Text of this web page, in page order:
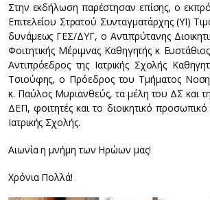
Στην εκδήλωση παρέστησαν επίσης, ο
Επιτελείου Στρατού Συνταγματάρχης (ΥΙ)
δυνάμεως ΓΕΣ/ΔΥΓ, ο Αντιπρύτανης
Φοιτητικής Μέριμνας Καθηγητής κ
Αντιπρόεδρος της Ιατρικής Σχολής
Τσιούφης, ο Πρόεδρος του Τμήματος
κ. Παύλος Μυριανθεύς, τα μέλη του ΔΣ και
ΔΕΠ, φοιτητές και το διοικητικό προσωπικό
Ιατρικής Σχολής.
Αιωνία η μνήμη των Ηρώων μας!
Χρόνια Πολλά!